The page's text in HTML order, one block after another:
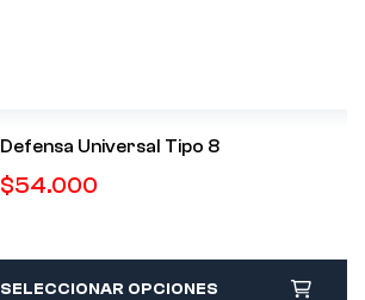
Defensa Universal Tipo 8
$54.000
SELECCIONAR OPCIONES